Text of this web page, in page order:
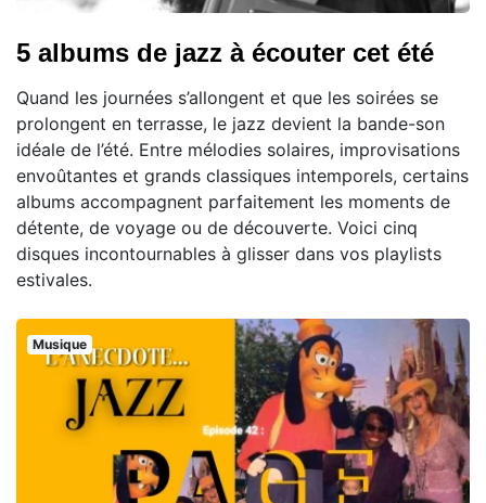
5 albums de jazz à écouter cet été
Quand les journées s’allongent et que les soirées se
prolongent en terrasse, le jazz devient la bande-son
idéale de l’été. Entre mélodies solaires, improvisations
envoûtantes et grands classiques intemporels, certains
albums accompagnent parfaitement les moments de
détente, de voyage ou de découverte. Voici cinq
disques incontournables à glisser dans vos playlists
estivales.
Musique